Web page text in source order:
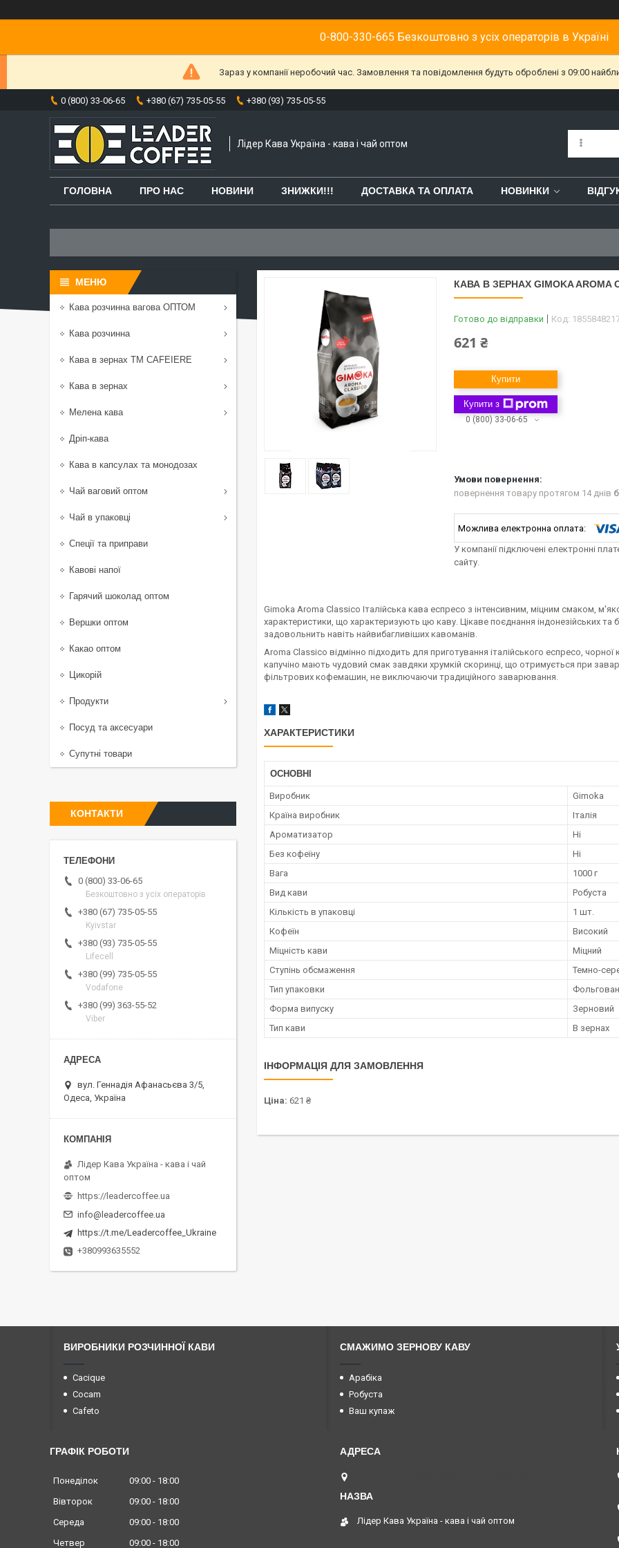
0-800-330-665 Безкоштовно з усіх операторів в Україні
Зараз у компанії неробочий час. Замовлення та повідомлення будуть оброблені з 09:00
0 (800) 33-06-65 +380 (67) 735-05-55 +380 (93) 735-05-55
Лідер Кава Україна - кава і чай оптом
ГОЛОВНА ПРО НАС НОВИНИ ЗНИЖКИ!!! ДОСТАВКА ТА ОПЛАТА НОВИНКИ
КАВА В ЗЕРНАХ GIMOKA AROMA
Готово до відправки Код:
621 ₴
Купити
Купити з
0 (800) 33-06-65
повернення товару протягом 14 днів
У компанії підключені електронні
сайту.
Gimoka Aroma Classico Італійська кава еспресо з інтенсивним, міцним смаком,
характеристики, що характеризують цю каву. Цікаве поєднання індонезійських
задовольнить навіть найвибагливіших кавоманів.
Aroma Classico відмінно підходить для приготування італійського еспресо,
капучіно мають чудовий смак завдяки хрумкій скоринці, що отримується при
фільтрових кофемашин, не виключаючи традиційного заварювання.
ХАРАКТЕРИСТИКИ
ОСНОВНІ
Виробник
Gimoka
Країна виробник
Італія
Ароматизатор
Ні
Без кофеїну
Ні
Вага
1000 г
Вид кави
Робуста
Кількість в упаковці
1 шт.
Кофеїн
Високий
Міцність кави
Міцний
Ступінь обсмаження
Темно-
Тип упаковки
Форма випуску
Зерновий
Тип кави
В зернах
ІНФОРМАЦІЯ ДЛЯ ЗАМОВЛЕННЯ
Ціна: 621 ₴
Кава розчинна вагова ОПТОМ
Кава розчинна
Кава в зернах TM CAFEIERE
Кава в зернах
Мелена кава
Дріп-кава
Кава в капсулах та монодозах
Чай ваговий оптом
Чай в упаковці
Спеції та приправи
Кавові напої
Гарячий шоколад оптом
Вершки оптом
Какао оптом
Цикорій
Продукти
Посуд та аксесуари
Супутні товари
КОНТАКТИ
0 (800) 33-06-65
Безкоштовно з усіх операторів
+380 (67) 735-05-55
Kyivstar
+380 (93) 735-05-55
Lifecell
+380 (99) 735-05-55
Vodafone
+380 (99) 363-55-52
Viber
вул. Геннадія Афанасьєва 3/5,
Одеса, Україна
Лідер Кава Україна - кава і чай
оптом
https://leadercoffee.ua
info@leadercoffee.ua
https://t.me/Leadercoffee_Ukraine
+380993635552
ВИРОБНИКИ РОЗЧИННОЇ КАВИ
Cacique
Cocam
Cafeto
СМАЖИМО ЗЕРНОВУ КАВУ
Арабіка
Робуста
Ваш купаж
ГРАФІК РОБОТИ
Понеділок 09:00
18:00
Вівторок
09:00
18:00
Середа
09:00
18:00
Четвер
09:00 18:00
Лідер Кава Україна - кава і чай оптом